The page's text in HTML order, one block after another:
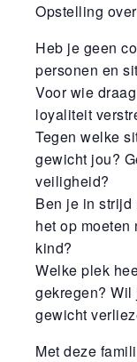
Opstelling
Heb je geen
personen en
Voor wie
loyaliteit
Tegen welke
gewicht jou?
veiligheid?
Ben je in strijd
het op moeten
kind?
Welke plek
gekregen?
gewicht
Met deze